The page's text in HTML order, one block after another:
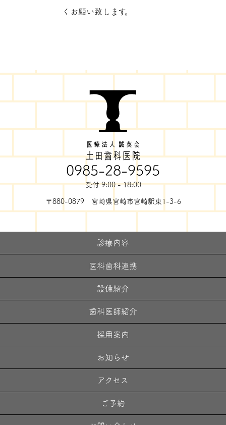
くお願い致します。
0985-28-9595
受付 9:00 - 18:00
〒880-0879 宮崎県宮崎市宮崎駅東1-3-6
診療内容
医科歯科連携
設備紹介
歯科医師紹介
採用案内
お知らせ
アクセス
ご予約